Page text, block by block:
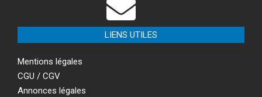
LIENS UTILES
Mentions légales
CGU / CGV
Annonces légales